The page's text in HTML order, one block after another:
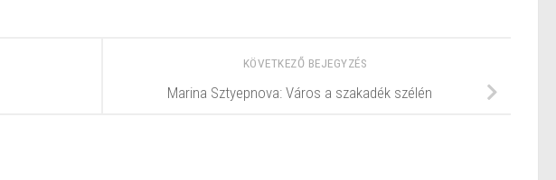
KÖVETKEZŐ BEJEGYZÉS
Marina Sztyepnova: Város a szakadék szélén